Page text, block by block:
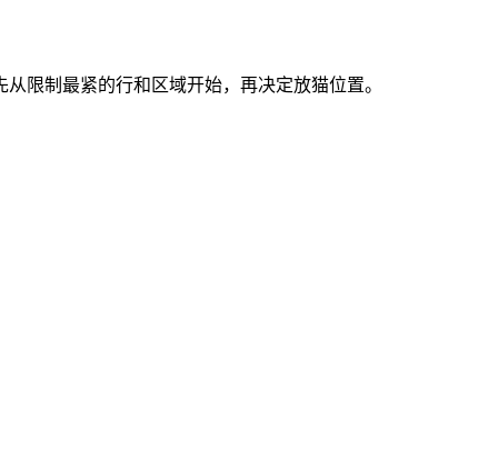
限制最紧的行和区域开始，再决定放猫位置。